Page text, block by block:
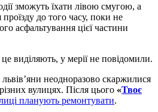
зможуть їхати лівою смугою, а
до того часу, поки не
асфальтування цієї частини
виділяють, у мерії не повідомили.
неодноразово скаржилися
вулицях. Після цього «Твоє
планують ремонтувати.